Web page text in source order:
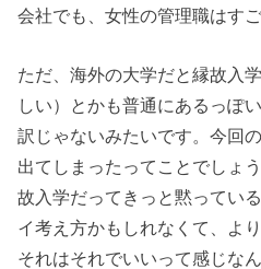
会社でも、女性の管理職はす
ただ、海外の大学だと縁故入
しい）とかも普通にあるっぽ
訳じゃないみたいです。今回
出てしまったってことでしょ
故入学だってきっと黙ってい
イ考え方かもしれなくて、よ
それはそれでいいって感じな